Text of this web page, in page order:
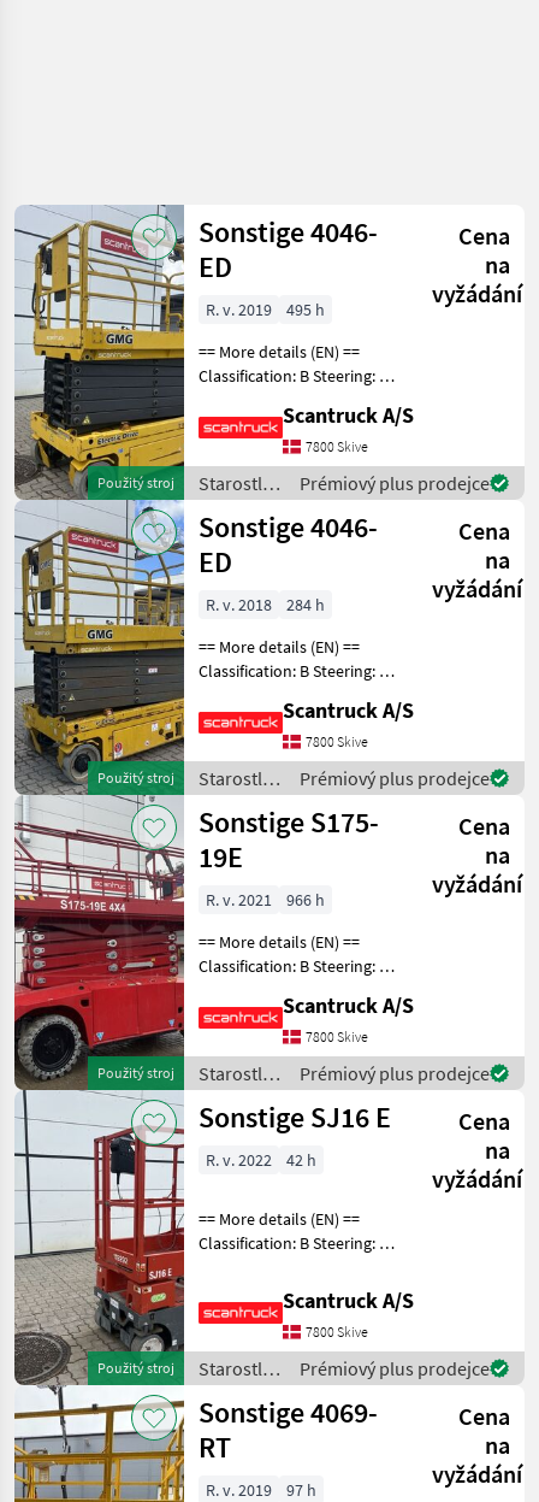
Použitý stroj
Sonstige 4046-
ED
Cena
na
vyžádání
R. v. 2019
495 h
== More details (EN) ==
Classification: B Steering: 2
type: non-marking Wheel
rear type: non-marking
Battery (V): 24V Lifting
speed up/
Scantruck A/S
7800 Skive
Starostlivosť
o stromy /
Sonstige
Prémiový plus prodejce
Použitý stroj
Sonstige 4046-
ED
Cena
na
vyžádání
R. v. 2018
284 h
== More details (EN) ==
Classification: B Steering: 2
type: non-marking Wheel
rear type: non-marking
Battery (V): 24V Lifting
speed up/
Scantruck A/S
7800 Skive
Starostlivosť
o stromy /
Sonstige
Prémiový plus prodejce
Použitý stroj
Sonstige S175-
19E
Cena
na
vyžádání
R. v. 2021
966 h
== More details (EN) ==
Classification: B Steering: 2
undercarriage: Oscillating
Wheel front brand: Camso
Whee
Scantruck A/S
7800 Skive
Starostlivosť
o stromy /
Sonstige
Prémiový plus prodejce
Použitý stroj
Sonstige SJ16 E
Cena
na
vyžádání
R. v. 2022 42 h
== More details (EN) ==
Classification: B Steering: 2
type: None marking Wheel
rear type: None marking
Battery (V): 24 Lifting speed
up
Scantruck A/S
7800 Skive
Starostlivosť
o stromy /
Sonstige
Prémiový plus prodejce
Sonstige 4069-
RT
Cena
na
vyžádání
R. v. 2019
97 h